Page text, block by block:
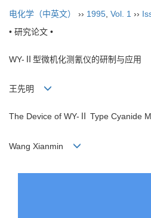
电化学（中英文） ›› 1995 Vol. 1 ››
• 研究论文 •
WY-Ⅱ型微机化测氰仪的研制与应用
王先明
The Device of WY-Ⅱ Type Cyanide
Wang Xianmin